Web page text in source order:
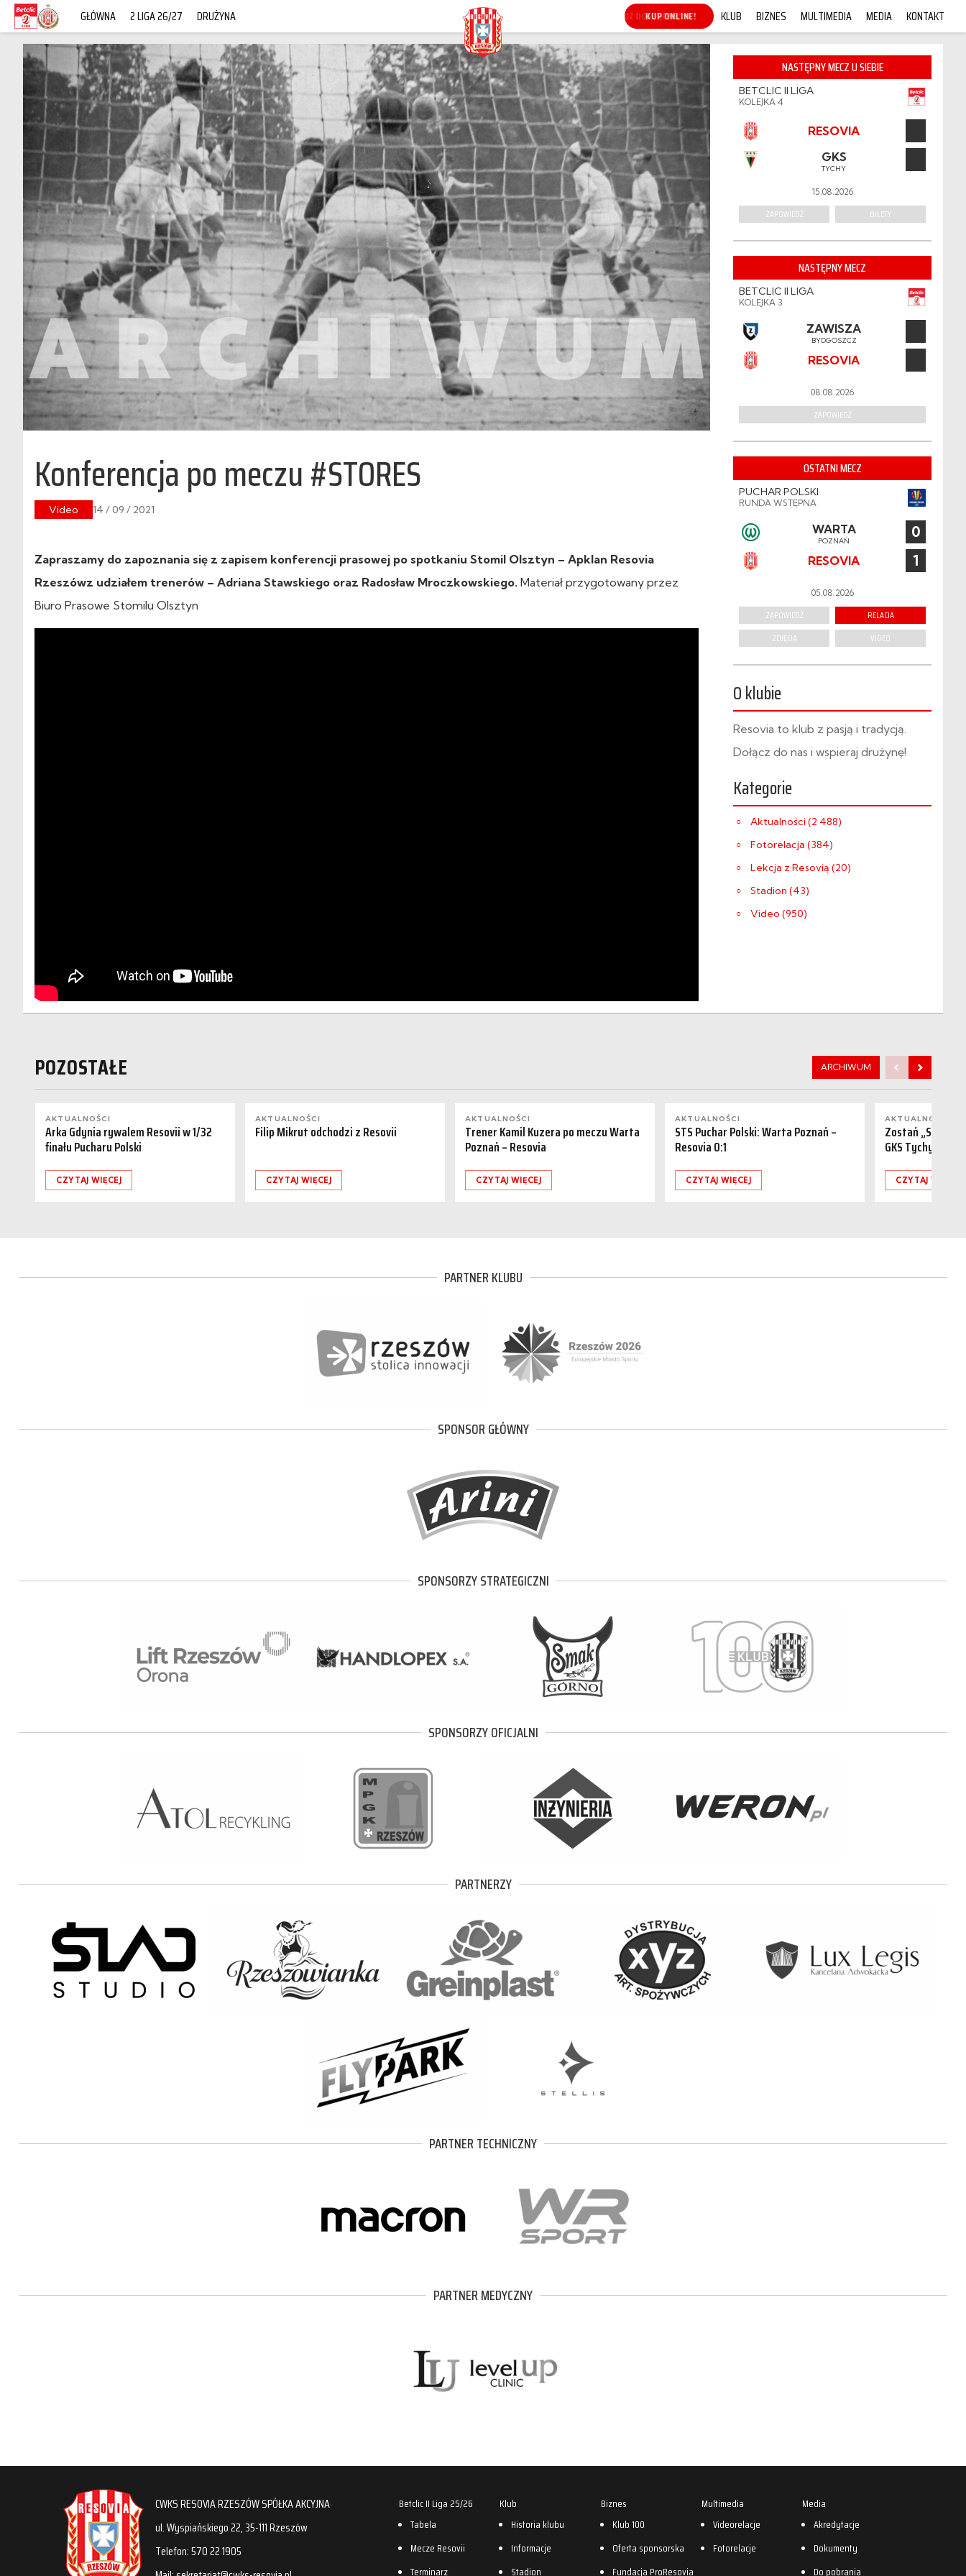
GŁÓWNA 2 LIGA 26/27 DRUŻYNA KUP ONLINE! KLUB BIZNES MULTIMEDIA MEDIA KONTAKT
Konferencja po meczu #STORES
Video 14 / 09 / 2021
Zapraszamy do zapoznania się z zapisem konferencji prasowej po spotkaniu Stomil Olsztyn – Apklan Resovia
Rzeszówz udziałem trenerów – Adriana Stawskiego oraz Radosław Mroczkowskiego. Materiał przygotowany przez
Biuro Prasowe Stomilu Olsztyn
NASTĘPNY MECZ U SIEBIE
BETCLIC II LIGA
KOLEJKA 4
RESOVIA
GKS
TYCHY
15.08.2026
ZAPOWIEDŹ BILETY
NASTĘPNY MECZ
BETCLIC II LIGA
KOLEJKA 3
ZAWISZA
BYDGOSZCZ
RESOVIA
08.08.2026
ZAPOWIEDŹ
OSTATNI MECZ
PUCHAR POLSKI
RUNDA WSTĘPNA
WARTA
POZNAŃ 0
RESOVIA 1
05.08.2026
ZAPOWIEDŹ
RELACJA
ZDJĘCIA
VIDEO
O klubie
Resovia to klub z pasją i tradycją.
Dołącz do nas i wspieraj drużynę!
Kategorie
Aktualności (2 488)
Fotorelacja (384)
Lekcja z Resovią (20)
Stadion (43)
Video (950)
POZOSTAŁE ARCHIWUM
AKTUALNOŚCI
Arka Gdynia rywalem Resovii w 1/32
finału Pucharu Polski
CZYTAJ WIĘCEJ
AKTUALNOŚCI
Filip Mikrut odchodzi z Resovii
CZYTAJ WIĘCEJ
AKTUALNOŚCI
Trener Kamil Kuzera po meczu Warta
Poznań – Resovia
CZYTAJ WIĘCEJ
AKTUALNOŚCI
STS Puchar Polski: Warta Poznań –
Resovia 0:1
CZYTAJ WIĘCEJ
AKTUALNOŚCI
Zostań
GKS Tychy
CZYTAJ WIĘCEJ
PARTNER KLUBU
SPONSOR GŁÓWNY
SPONSORZY STRATEGICZNI
SPONSORZY OFICJALNI
PARTNERZY
PARTNER TECHNICZNY
PARTNER MEDYCZNY
CWKS RESOVIA RZESZÓW SPÓŁKA AKCYJNA
ul. Wyspiańskiego 22, 35-111 Rzeszów
Telefon: 570 22 1905
Betclic II Liga 25/26
Tabela
Mecze Resovii
Terminarz
Klub
Historia klubu
Informacje
Stadion
Biznes
Klub 100
Oferta sponsorska
Fundacja ProResovia
Multimedia
Videorelacje
Fotorelacje
Media
Akredytacje
Dokumenty
Do pobrania